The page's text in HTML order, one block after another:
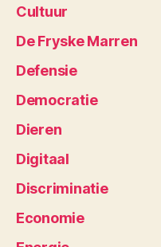
Cultuur
De Fryske Marren
Defensie
Democratie
Dieren
Digitaal
Discriminatie
Economie